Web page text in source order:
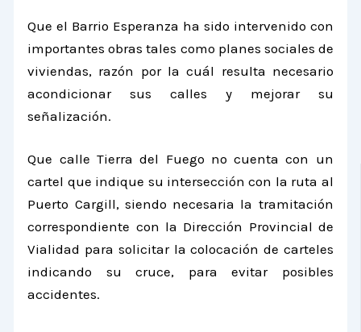
Que el Barrio Esperanza ha sido intervenido con
importantes obras tales como planes sociales de
viviendas, razón por la cuál resulta necesario
acondicionar sus calles y mejorar su
señalización.
Que calle Tierra del Fuego no cuenta con un
cartel que indique su intersección con la ruta al
Puerto Cargill, siendo necesaria la tramitación
correspondiente con la Dirección Provincial de
Vialidad para solicitar la colocación de carteles
indicando su cruce, para evitar posibles
accidentes.